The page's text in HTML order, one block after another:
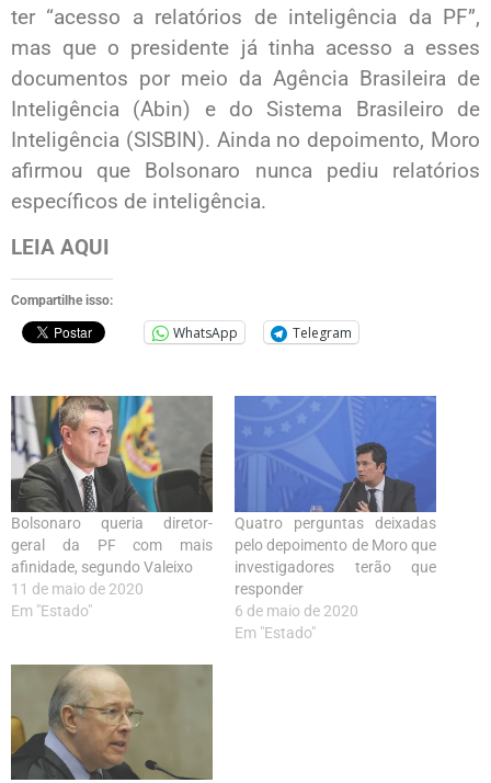
ter “acesso a relatórios de inteligência da PF”,
mas que o presidente já tinha acesso a esses
documentos por meio da Agência Brasileira de
Inteligência (Abin) e do Sistema Brasileiro de
Inteligência (SISBIN). Ainda no depoimento, Moro
afirmou que Bolsonaro nunca pediu relatórios
específicos de inteligência.
LEIA AQUI
Compartilhe isso:
WhatsApp Telegram
Bolsonaro queria diretor-
geral da PF com mais
afinidade, segundo Valeixo
11 de maio de 2020
Em "Estado"
Quatro perguntas deixadas
pelo depoimento de Moro que
investigadores terão que
responder
6 de maio de 2020
Em "Estado"